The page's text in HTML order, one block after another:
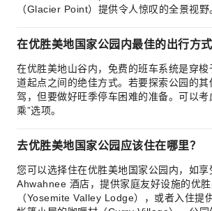
（Glacier Point）提供令人惊叹的全景视野
在优胜美地国家公园内最佳的出行方式
在优胜美地山谷内，免费的班车系统是穿
道起点之间的绝佳方式。若要探索公园的其
驾，但要做好旺季停车困难的准备。可以考
乘”选项。
去优胜美地国家公园应该住在哪里？
您可以选择住在优胜美地国家公园内，如享
Ahwahnee 酒店，提供家庭友好设施的优
（Yosemite Valley Lodge），或者入住提